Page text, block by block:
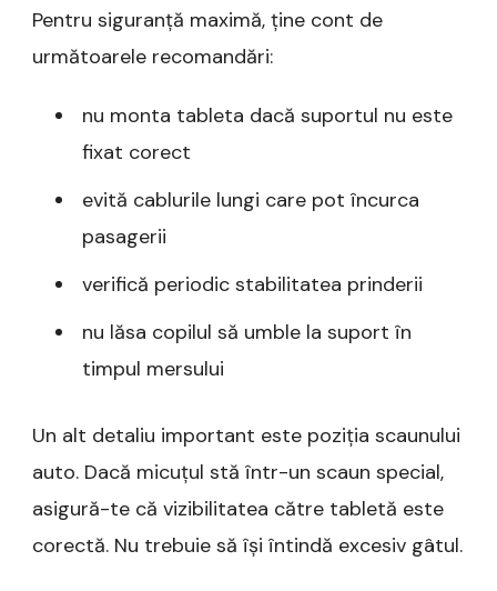
Pentru siguranță maximă, ține cont de
următoarele recomandări:
nu monta tableta dacă suportul nu este
fixat corect
evită cablurile lungi care pot încurca
pasagerii
verifică periodic stabilitatea prinderii
nu lăsa copilul să umble la suport în
timpul mersului
Un alt detaliu important este poziția scaunului
auto. Dacă micuțul stă într-un scaun special,
asigură-te că vizibilitatea către tabletă este
corectă. Nu trebuie să își întindă excesiv gâtul.